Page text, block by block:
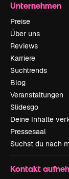
Unternehmen
Preise
Über uns
Reviews
Karriere
Suchtrends
Blog
Veranstaltungen
Slidesgo
Deine Inhalte
Pressesaal
Suchst du nach
Kontakt